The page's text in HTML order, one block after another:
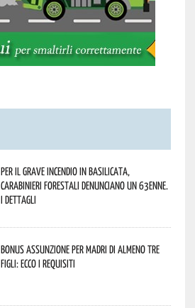
Per il grave incendio in Basilicata,
Carabinieri forestali denunciano un 63enne.
I dettagli
Bonus assunzione per madri di almeno tre
figli: ecco i requisiti